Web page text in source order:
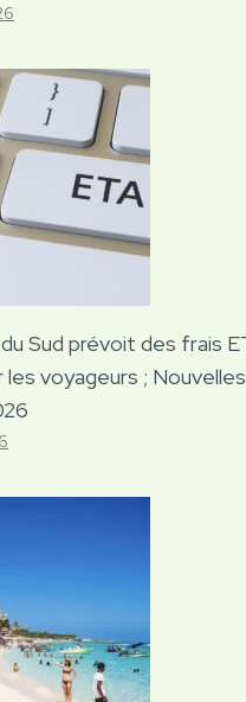
du Sud prévoit des frais
les voyageurs ;